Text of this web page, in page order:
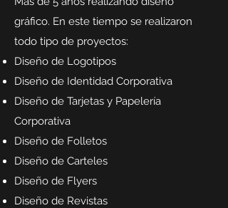
gráfico. En este tiempo se realizaron
todo tipo de proyectos:​
Diseño de Logotipos
Diseño de Identidad Corporativa
Diseño de Tarjetas y Papelería
Corporativa
Diseño de Folletos
Diseño de Carteles
Diseño de Flyers
Diseño de Revistas